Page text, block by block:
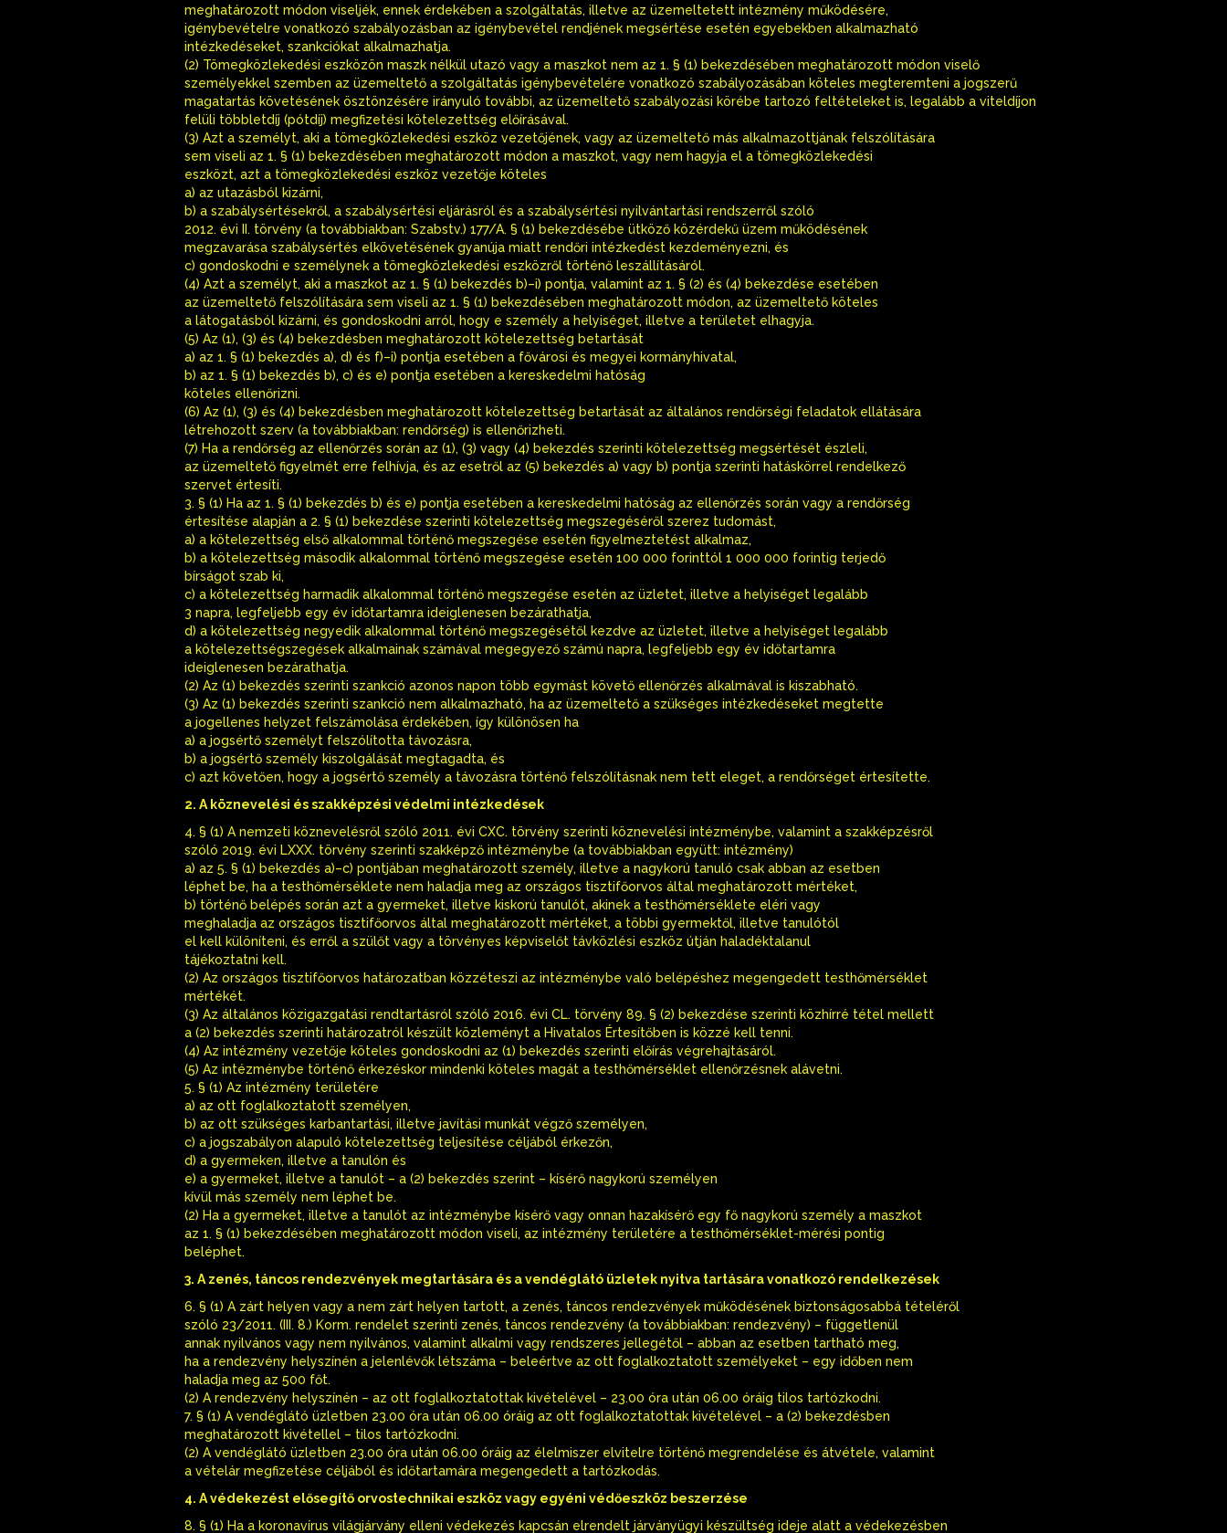
meghatározott módon viseljék, ennek érdekében a szolgáltatás, illetve az üzemeltetett intézmény működésére,
igénybevételre vonatkozó szabályozásban az igénybevétel rendjének megsértése esetén egyebekben alkalmazható
intézkedéseket, szankciókat alkalmazhatja.
(2) Tömegközlekedési eszközön maszk nélkül utazó vagy a maszkot nem az 1. § (1) bekezdésében meghatározott módon viselő
személyekkel szemben az üzemeltető a szolgáltatás igénybevételére vonatkozó szabályozásában köteles megteremteni a jogszerű
magatartás követésének ösztönzésére irányuló további, az üzemeltető szabályozási körébe tartozó feltételeket is, legalább a viteldíjon
felüli többletdíj (pótdíj) megfizetési kötelezettség előírásával.
(3) Azt a személyt, aki a tömegközlekedési eszköz vezetőjének, vagy az üzemeltető más alkalmazottjának felszólítására
sem viseli az 1. § (1) bekezdésében meghatározott módon a maszkot, vagy nem hagyja el a tömegközlekedési
eszközt, azt a tömegközlekedési eszköz vezetője köteles
a) az utazásból kizárni,
b) a szabálysértésekről, a szabálysértési eljárásról és a szabálysértési nyilvántartási rendszerről szóló
2012. évi II. törvény (a továbbiakban: Szabstv.) 177/A. § (1) bekezdésébe ütköző közérdekű üzem működésének
megzavarása szabálysértés elkövetésének gyanúja miatt rendőri intézkedést kezdeményezni, és
c) gondoskodni e személynek a tömegközlekedési eszközről történő leszállításáról.
(4) Azt a személyt, aki a maszkot az 1. § (1) bekezdés b)–i) pontja, valamint az 1. § (2) és (4) bekezdése esetében
az üzemeltető felszólítására sem viseli az 1. § (1) bekezdésében meghatározott módon, az üzemeltető köteles
a látogatásból kizárni, és gondoskodni arról, hogy e személy a helyiséget, illetve a területet elhagyja.
(5) Az (1), (3) és (4) bekezdésben meghatározott kötelezettség betartását
a) az 1. § (1) bekezdés a), d) és f)–i) pontja esetében a fővárosi és megyei kormányhivatal,
b) az 1. § (1) bekezdés b), c) és e) pontja esetében a kereskedelmi hatóság
köteles ellenőrizni.
(6) Az (1), (3) és (4) bekezdésben meghatározott kötelezettség betartását az általános rendőrségi feladatok ellátására
létrehozott szerv (a továbbiakban: rendőrség) is ellenőrizheti.
(7) Ha a rendőrség az ellenőrzés során az (1), (3) vagy (4) bekezdés szerinti kötelezettség megsértését észleli,
az üzemeltető figyelmét erre felhívja, és az esetről az (5) bekezdés a) vagy b) pontja szerinti hatáskörrel rendelkező
szervet értesíti.
3. § (1) Ha az 1. § (1) bekezdés b) és e) pontja esetében a kereskedelmi hatóság az ellenőrzés során vagy a rendőrség
értesítése alapján a 2. § (1) bekezdése szerinti kötelezettség megszegéséről szerez tudomást,
a) a kötelezettség első alkalommal történő megszegése esetén figyelmeztetést alkalmaz,
b) a kötelezettség második alkalommal történő megszegése esetén 100 000 forinttól 1 000 000 forintig terjedő
bírságot szab ki,
c) a kötelezettség harmadik alkalommal történő megszegése esetén az üzletet, illetve a helyiséget legalább
3 napra, legfeljebb egy év időtartamra ideiglenesen bezárathatja,
d) a kötelezettség negyedik alkalommal történő megszegésétől kezdve az üzletet, illetve a helyiséget legalább
a kötelezettségszegések alkalmainak számával megegyező számú napra, legfeljebb egy év időtartamra
ideiglenesen bezárathatja.
(2) Az (1) bekezdés szerinti szankció azonos napon több egymást követő ellenőrzés alkalmával is kiszabható.
(3) Az (1) bekezdés szerinti szankció nem alkalmazható, ha az üzemeltető a szükséges intézkedéseket megtette
a jogellenes helyzet felszámolása érdekében, így különösen ha
a) a jogsértő személyt felszólította távozásra,
b) a jogsértő személy kiszolgálását megtagadta, és
c) azt követően, hogy a jogsértő személy a távozásra történő felszólításnak nem tett eleget, a rendőrséget értesítette.
2. A köznevelési és szakképzési védelmi intézkedések
4. § (1) A nemzeti köznevelésről szóló 2011. évi CXC. törvény szerinti köznevelési intézménybe, valamint a szakképzésről
szóló 2019. évi LXXX. törvény szerinti szakképző intézménybe (a továbbiakban együtt: intézmény)
a) az 5. § (1) bekezdés a)–c) pontjában meghatározott személy, illetve a nagykorú tanuló csak abban az esetben
léphet be, ha a testhőmérséklete nem haladja meg az országos tisztifőorvos által meghatározott mértéket,
b) történő belépés során azt a gyermeket, illetve kiskorú tanulót, akinek a testhőmérséklete eléri vagy
meghaladja az országos tisztifőorvos által meghatározott mértéket, a többi gyermektől, illetve tanulótól
el kell különíteni, és erről a szülőt vagy a törvényes képviselőt távközlési eszköz útján haladéktalanul
tájékoztatni kell.
(2) Az országos tisztifőorvos határozatban közzéteszi az intézménybe való belépéshez megengedett testhőmérséklet
mértékét.
(3) Az általános közigazgatási rendtartásról szóló 2016. évi CL. törvény 89. § (2) bekezdése szerinti közhírré tétel mellett
a (2) bekezdés szerinti határozatról készült közleményt a Hivatalos Értesítőben is közzé kell tenni.
(4) Az intézmény vezetője köteles gondoskodni az (1) bekezdés szerinti előírás végrehajtásáról.
(5) Az intézménybe történő érkezéskor mindenki köteles magát a testhőmérséklet ellenőrzésnek alávetni.
5. § (1) Az intézmény területére
a) az ott foglalkoztatott személyen,
b) az ott szükséges karbantartási, illetve javítási munkát végző személyen,
c) a jogszabályon alapuló kötelezettség teljesítése céljából érkezőn,
d) a gyermeken, illetve a tanulón és
e) a gyermeket, illetve a tanulót – a (2) bekezdés szerint – kísérő nagykorú személyen
kívül más személy nem léphet be.
(2) Ha a gyermeket, illetve a tanulót az intézménybe kísérő vagy onnan hazakísérő egy fő nagykorú személy a maszkot
az 1. § (1) bekezdésében meghatározott módon viseli, az intézmény területére a testhőmérséklet-mérési pontig
beléphet.
3. A zenés, táncos rendezvények megtartására és a vendéglátó üzletek nyitva tartására vonatkozó rendelkezések
6. § (1) A zárt helyen vagy a nem zárt helyen tartott, a zenés, táncos rendezvények működésének biztonságosabbá tételéről
szóló 23/2011. (III. 8.) Korm. rendelet szerinti zenés, táncos rendezvény (a továbbiakban: rendezvény) – függetlenül
annak nyilvános vagy nem nyilvános, valamint alkalmi vagy rendszeres jellegétől – abban az esetben tartható meg,
ha a rendezvény helyszínén a jelenlévők létszáma – beleértve az ott foglalkoztatott személyeket – egy időben nem
haladja meg az 500 főt.
(2) A rendezvény helyszínén – az ott foglalkoztatottak kivételével – 23.00 óra után 06.00 óráig tilos tartózkodni.
7. § (1) A vendéglátó üzletben 23.00 óra után 06.00 óráig az ott foglalkoztatottak kivételével – a (2) bekezdésben
meghatározott kivétellel – tilos tartózkodni.
(2) A vendéglátó üzletben 23.00 óra után 06.00 óráig az élelmiszer elvitelre történő megrendelése és átvétele, valamint
a vételár megfizetése céljából és időtartamára megengedett a tartózkodás.
4. A védekezést elősegítő orvostechnikai eszköz vagy egyéni védőeszköz beszerzése
8. § (1) Ha a koronavírus világjárvány elleni védekezés kapcsán elrendelt járványügyi készültség ideje alatt a védekezésben